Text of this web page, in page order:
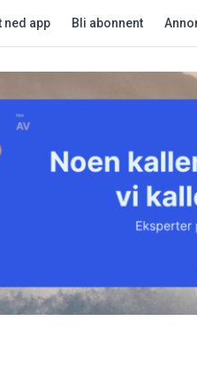
ned app Bli abonnent